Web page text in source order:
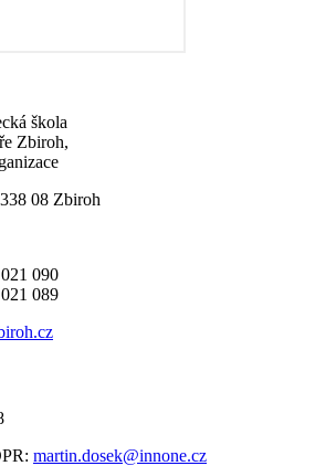
škola
Zbiroh,
08 Zbiroh
090
089
martin.dosek@innone.cz